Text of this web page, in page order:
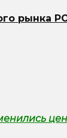
рынка